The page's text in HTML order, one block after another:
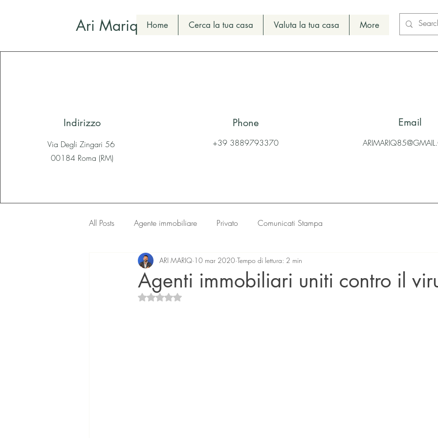
Ari Mariq Home Cerca la tua casa Valuta la tua casa More
Indirizzo
Via Degli Zingari 56
00184 Roma (RM)
Phone
+39 3889793370
Email
All Posts Agente immobiliare Privato Comunicati Stampa
Agenti immobiliari uniti contro il
ARI MARIQ 10 mar 2020 Tempo di lettura: 2 min
Valutazione NaN stelle su 5.